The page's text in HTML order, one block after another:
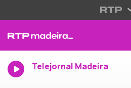
Telejornal Madeira